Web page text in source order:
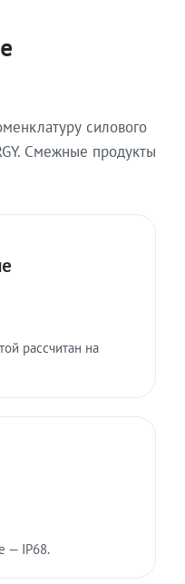
силового
Смежные продукты
рассчитан на
— IP68.